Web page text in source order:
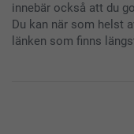
innebär också att du
Du kan när som helst
länken som finns